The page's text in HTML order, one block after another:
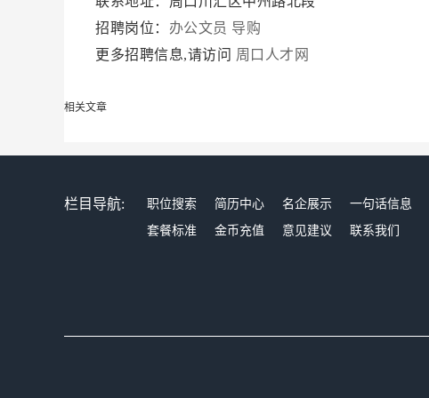
招聘岗位： 办公文员 导购
更多招聘信息,请访问 周口人才网
相关文章
栏目导航: 职位搜索 简历中心 名企展示 一句话信息
套餐标准
金币充值 意见建议 联系我们